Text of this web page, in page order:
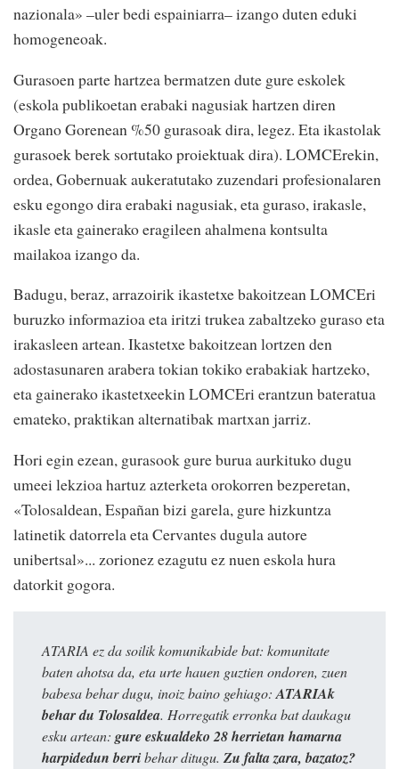
nazionala» –uler bedi espainiarra– izango duten eduki
homogeneoak.
Gurasoen parte hartzea bermatzen dute gure eskolek
(eskola publikoetan erabaki nagusiak hartzen diren
Organo Gorenean %50 gurasoak dira, legez. Eta ikastolak
gurasoek berek sortutako proiektuak dira). LOMCErekin,
ordea, Gobernuak aukeratutako zuzendari profesionalaren
esku egongo dira erabaki nagusiak, eta guraso, irakasle,
ikasle eta gainerako eragileen ahalmena kontsulta
mailakoa izango da.
Badugu, beraz, arrazoirik ikastetxe bakoitzean LOMCEri
buruzko informazioa eta iritzi trukea zabaltzeko guraso eta
irakasleen artean. Ikastetxe bakoitzean lortzen den
adostasunaren arabera tokian tokiko erabakiak hartzeko,
eta gainerako ikastetxeekin LOMCEri erantzun bateratua
emateko, praktikan alternatibak martxan jarriz.
Hori egin ezean, gurasook gure burua aurkituko dugu
umeei lekzioa hartuz azterketa orokorren bezperetan,
«Tolosaldean, Españan bizi garela, gure hizkuntza
latinetik datorrela eta Cervantes dugula autore
unibertsal»... zorionez ezagutu ez nuen eskola hura
datorkit gogora.
ATARIA ez da soilik komunikabide bat: komunitate
baten ahotsa da, eta urte hauen guztien ondoren, zuen
babesa behar dugu, inoiz baino gehiago:ATARIAk
behar du Tolosaldea. Horregatik erronka bat daukagu
esku artean: gure eskualdeko 28 herrietan hamarna
harpidedun berribehar ditugu. Zu falta zara, bazatoz?